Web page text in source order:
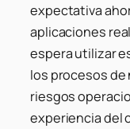
expectativa
aplicaciones
espera utilizar
los procesos de
riesgos
experiencia del